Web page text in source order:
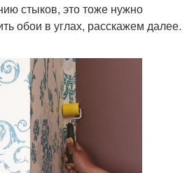
стыков, это тоже нужно
обои в углах, расскажем далее.